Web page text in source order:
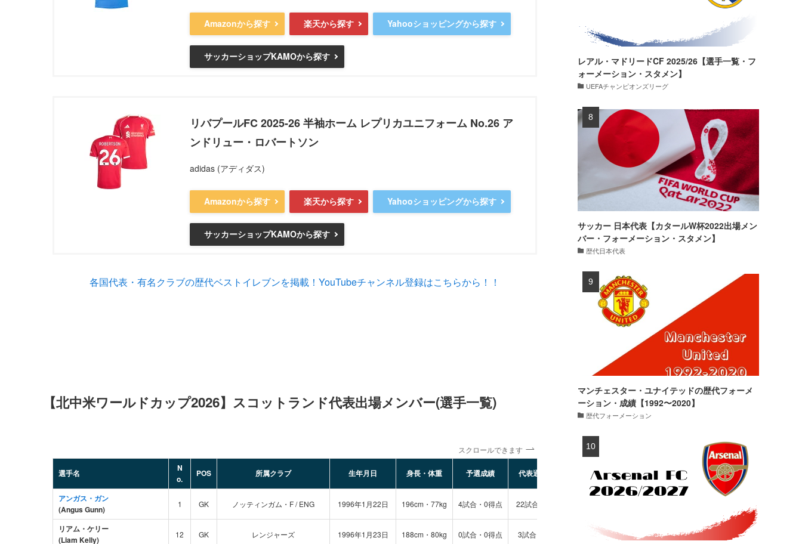
Amazonから探す 楽天から探す Yahooショッピングから探す
サッカーショップKAMOから探す
リバプールFC 2025-26 半袖ホーム レプリカユニフォーム No.26 ア
ンドリュー・ロバートソン
adidas (アディダス)
Amazonから探す 楽天から探す Yahooショッピングから探す
サッカーショップKAMOから探す
各国代表・有名クラブの歴代ベストイレブンを掲載！YouTubeチャンネル登録はこちらから！！
【北中米ワールドカップ2026】スコットランド代表出場メンバー(選手一覧)
スクロールできます
選手名
N
o.
POS 所属クラブ 生年月日 身長・体重 予選成績 代表通算成績
アンガス・ガン
(Angus Gunn)
1 GK ノッティンガム・F / ENG 1996年1月22日 196cm・77kg 4試合・0得点 22試合・0得点
リアム・ケリー
(Liam Kelly)
12 GK レンジャーズ 1996年1月23日 188cm・80kg 0試合・0得点 3試合・0得点
レアル・マドリードCF 2025/26【選手一覧・フ
ォーメーション・スタメン】
UEFAチャンピオンズリーグ
サッカー 日本代表【カタールW杯2022出場メン
バー・フォーメーション・スタメン】
歴代日本代表
マンチェスター・ユナイテッドの歴代フォーメ
ーション・成績【1992〜2020】
歴代フォーメーション